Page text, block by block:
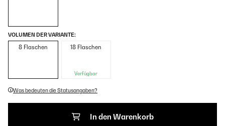
VOLUMEN DER VARIANTE:
8 Flaschen 18 Flaschen
Verfügbar
Was bedeuten die Statusangaben?
In den Warenkorb